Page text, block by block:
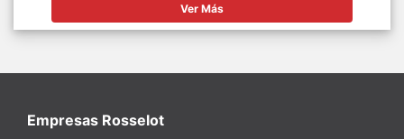
Ver Más
Empresas Rosselot